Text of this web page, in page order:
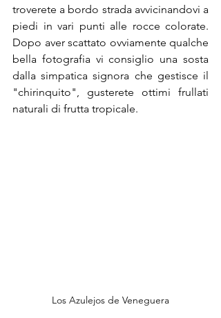
troverete a bordo strada avvicinandovi a
piedi in vari punti alle rocce colorate.
Dopo aver scattato ovviamente qualche
bella fotografia vi consiglio una sosta
dalla simpatica signora che gestisce il
"chirinquito", gusterete ottimi frullati
naturali di frutta tropicale.
Los Azulejos de Veneguera